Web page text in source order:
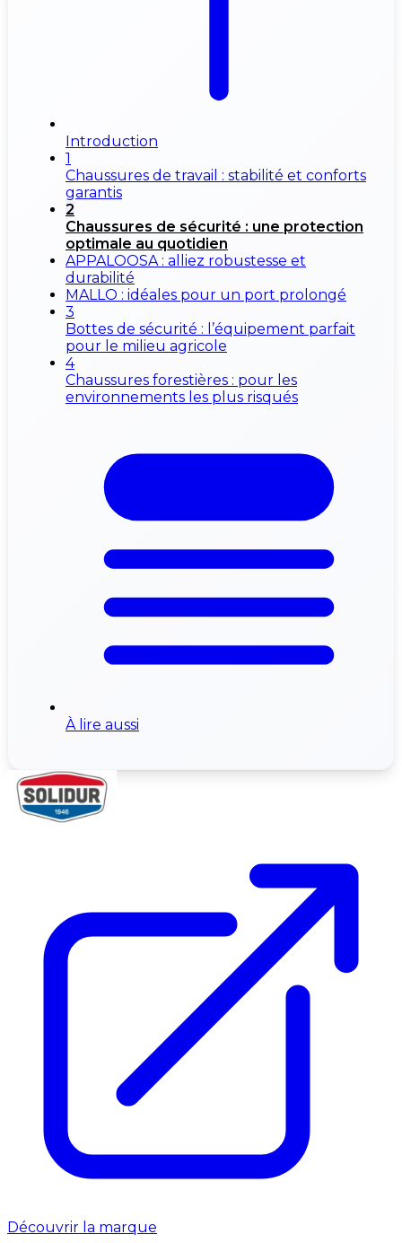
Introduction
1
Chaussures de travail : stabilité et conforts
garantis
2
Chaussures de sécurité : une protection
optimale au quotidien
APPALOOSA : alliez robustesse et
durabilité
MALLO : idéales pour un port prolongé
3
Bottes de sécurité : l’équipement parfait
pour le milieu agricole
4
Chaussures forestières : pour les
environnements les plus risqués
À lire aussi
Découvrir la marque